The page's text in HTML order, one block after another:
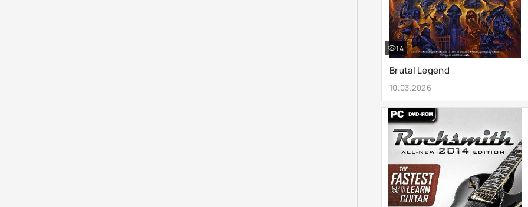
Brutal Legend
10.03.2026
14